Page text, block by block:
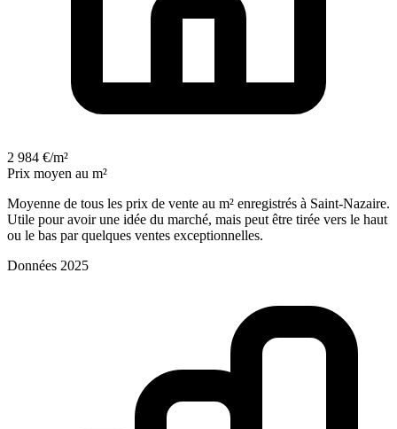
2 984 €/m²
Prix moyen au m²
Moyenne de tous les prix de vente au m² enregistrés à Saint-Nazaire.
Utile pour avoir une idée du marché, mais peut être tirée vers le haut
ou le bas par quelques ventes exceptionnelles.
Données 2025